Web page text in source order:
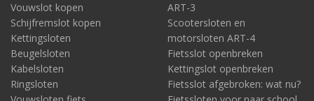
Vouwslot kopen
Schijfremslot kopen
Kettingsloten
Beugelsloten
Kabelsloten
Ringsloten
ART-3
Scootersloten en
motorsloten ART-4
Fietsslot openbreken
Kettingslot openbreken
Fietsslot afgebroken: wat nu?